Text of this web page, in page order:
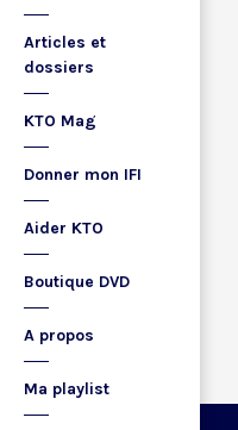
Articles et
dossiers
KTO Mag
Donner mon IFI
Aider KTO
Boutique DVD
A propos
Ma playlist